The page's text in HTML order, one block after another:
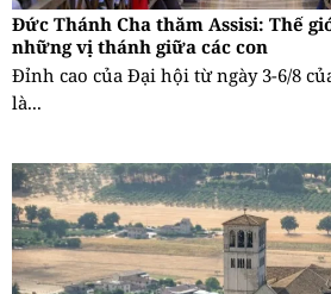
Đức Thánh Cha thăm Assisi: Thế
những vị thánh giữa các con
Đỉnh cao của Đại hội từ ngày 3-6/8
là...